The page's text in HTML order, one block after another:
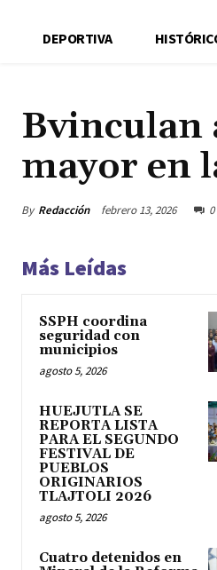
DEPORTIVA
Bvinculan
mayor en
By Redacción febrero 13, 2026 0
Más Leídas
SSPH coordina
seguridad con
municipios
agosto 5, 2026
HUEJUTLA SE
REPORTA LISTA
PARA EL SEGUNDO
FESTIVAL DE
PUEBLOS
ORIGINARIOS
TLAJTOLI 2026
agosto 5, 2026
Cuatro detenidos en